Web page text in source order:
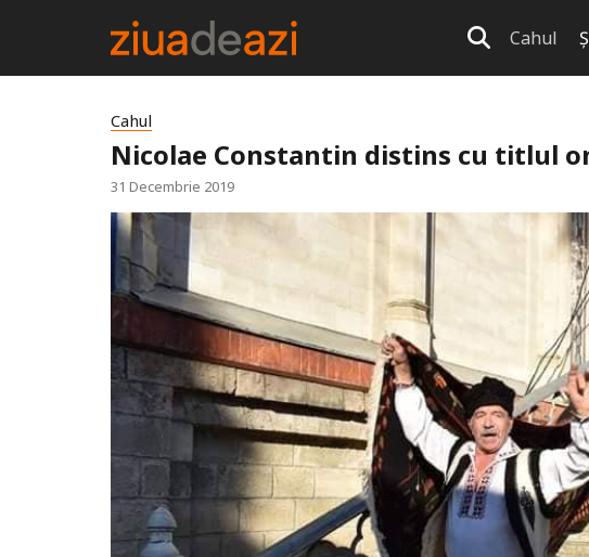
Cahul
Cahul
Nicolae Constantin distins cu titlul
31 Decembrie 2019